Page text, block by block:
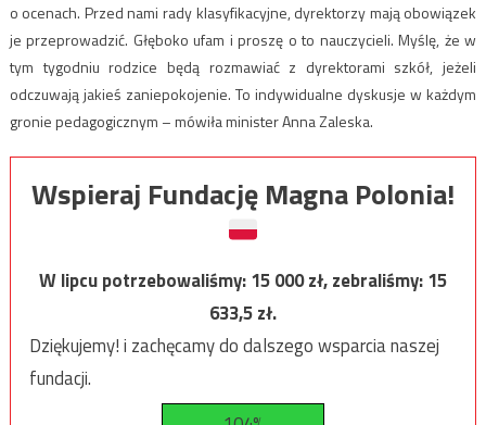
o ocenach. Przed nami rady klasyfikacyjne, dyrektorzy mają obowiązek
je przeprowadzić. Głęboko ufam i proszę o to nauczycieli. Myślę, że w
tym tygodniu rodzice będą rozmawiać z dyrektorami szkół, jeżeli
odczuwają jakieś zaniepokojenie. To indywidualne dyskusje w każdym
gronie pedagogicznym – mówiła minister Anna Zaleska.
Wspieraj Fundację Magna Polonia!
W lipcu potrzebowaliśmy:15 000zł, zebraliśmy:15
633,5zł.
Dziękujemy! i zachęcamy do dalszego wsparcia naszej
fundacji.